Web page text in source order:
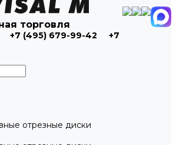
торговля
+7 (495) 679-99-42
+7
отрезные диски